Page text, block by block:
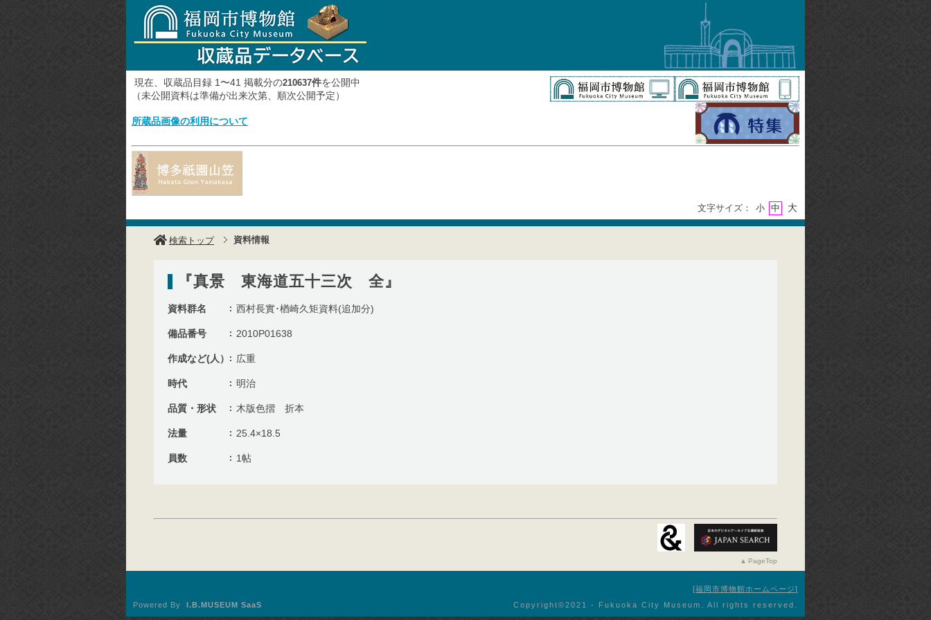
現在、収蔵品目録 1〜41 掲載分の210637件を公開中
（未公開資料は準備が出来次第、順次公開予定）
所蔵品画像の利用について
文字サイズ： 小 中 大
検索トップ 資料情報
『真景 東海道五十三次 全』
資料群名 西村長實･楢崎久矩資料(追加分)
備品番号 2010P01638
作成など(人） 広重
時代 明治
品質・形状 木版色摺 折本
法量 25.4×18.5
員数 1帖
PageTop
福岡市博物館ホームページ
Copyright©︎2021 - Fukuoka City Museum. All rights reserved.
Powered By I.B.MUSEUM SaaS